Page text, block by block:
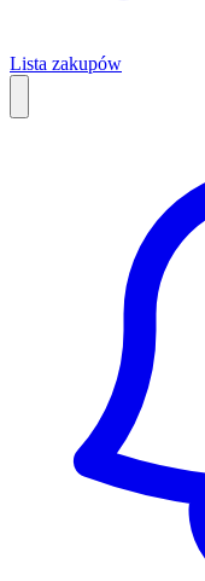
Lista zakupów